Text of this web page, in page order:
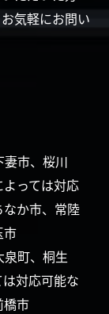
気軽にお問い
市、桜川
っては対応
か市、常陸
市
町、桐生
対応可能な
橋市